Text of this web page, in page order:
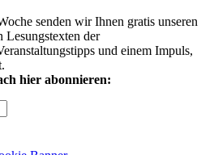
senden wir Ihnen gratis unseren
der
und einem Impuls,
hier abonnieren: